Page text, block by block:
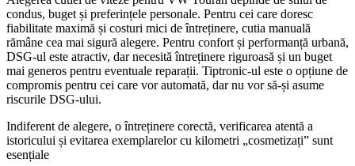
condus, buget și preferințele personale. Pentru cei care doresc
fiabilitate maximă și costuri mici de întreținere, cutia manuală
rămâne cea mai sigură alegere. Pentru confort și performanță urbană,
DSG-ul este atractiv, dar necesită întreținere riguroasă și un buget
mai generos pentru eventuale reparații. Tiptronic-ul este o opțiune de
compromis pentru cei care vor automată, dar nu vor să-și asume
riscurile DSG-ului.
Indiferent de alegere, o întreținere corectă, verificarea atentă a
istoricului și evitarea exemplarelor cu kilometri „cosmetizați” sunt
esențiale